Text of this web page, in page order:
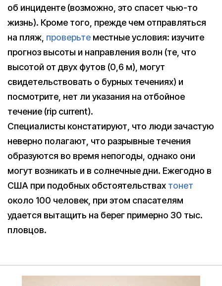
об инциденте (возможно, это спасет чью-то
жизнь). Кроме того, прежде чем отправляться
на пляж, проверьте местные условия: изучите
прогноз высоты и направления волн (те, что
высотой от двух футов (0,6 м), могут
свидетельствовать о бурных течениях) и
посмотрите, нет ли указания на отбойное
течение (rip current).
Специалисты констатируют, что люди зачастую
неверно полагают, что разрывные течения
образуются во время непогоды, однако они
могут возникать и в солнечные дни. Ежегодно в
США при подобных обстоятельствах тонет
около 100 человек, при этом спасателям
удается вытащить на берег примерно 30 тыс.
пловцов.